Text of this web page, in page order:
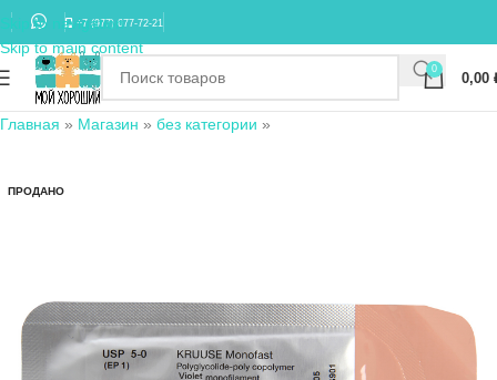
Skip to navigation
Skip to main content
+7 (977) 677-72-21
0
0,00
Главная » Магазин » без категории »
ПРОДАНО